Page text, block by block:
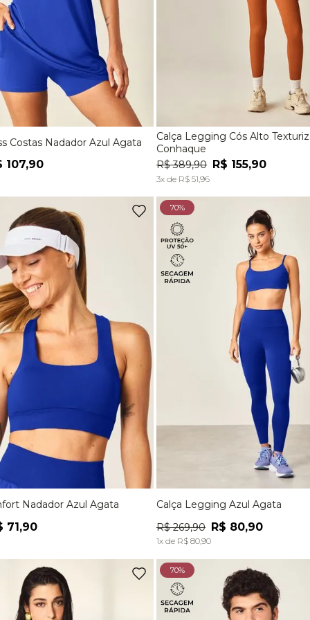
EG
M G
À SACOLA
Costas Nadador Azul Agata
107,90
P
ADICIONAR À
Calça Legging Cós Alto
Conhaque
R$ 389,90 R$ 155,90
3x de R$ 51 ,96
M G EG
ADICIONAR À SACOLA
Nadador Azul Agata
71,90
70%
M
P
ADICIONAR À
Calça Legging Azul Agata
R$ 269,90 R$ 80,90
1x de R$ 80,90
70%